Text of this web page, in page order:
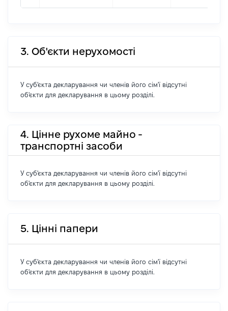
3. Об'єкти нерухомості
У суб'єкта декларування чи членів його сім'ї відсутні
об'єкти для декларування в цьому розділі.
4. Цінне рухоме майно -
транспортні засоби
У суб'єкта декларування чи членів його сім'ї відсутні
об'єкти для декларування в цьому розділі.
5. Цінні папери
У суб'єкта декларування чи членів його сім'ї відсутні
об'єкти для декларування в цьому розділі.